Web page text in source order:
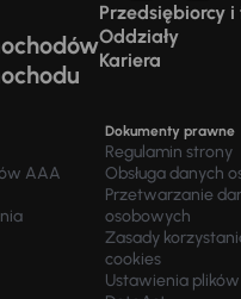
Przedsiębiorcy
Oddziały
Kariera
AAA
Dokumenty prawne
Regulamin strony
Obsługa danych
Przetwarzanie
osobowych
Zasady
cookies
Ustawienia